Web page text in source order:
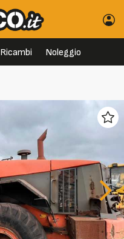
Ricambi Noleggio